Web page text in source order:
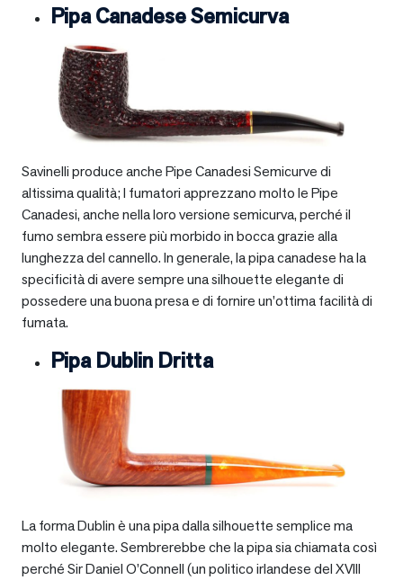
Pipa Canadese Semicurva
Savinelli produce anche Pipe Canadesi Semicurve di
altissima qualità; I fumatori apprezzano molto le Pipe
Canadesi, anche nella loro versione semicurva, perché il
fumo sembra essere più morbido in bocca grazie alla
lunghezza del cannello. In generale, la pipa canadese ha la
specificità di avere sempre una silhouette elegante di
possedere una buona presa e di fornire un’ottima facilità di
fumata.
Pipa Dublin Dritta
La forma Dublin è una pipa dalla silhouette semplice ma
molto elegante. Sembrerebbe che la pipa sia chiamata così
perché Sir Daniel O’Connell (un politico irlandese del XVIII